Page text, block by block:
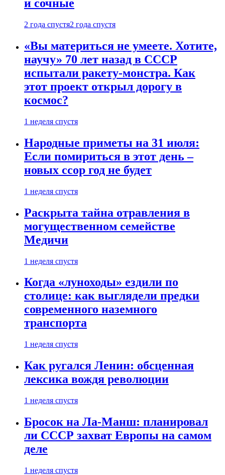
и сочные
2 года спустя2 года спустя
«Вы материться не умеете. Хотите,
научу» 70 лет назад в СССР
испытали ракету-монстра. Как
этот проект открыл дорогу в
космос?
1 неделя спустя
Народные приметы на 31 июля:
Если помириться в этот день –
новых ссор год не будет
1 неделя спустя
Раскрыта тайна отравления в
могущественном семействе
Медичи
1 неделя спустя
Когда «луноходы» ездили по
столице: как выглядели предки
современного наземного
транспорта
1 неделя спустя
Как ругался Ленин: обсценная
лексика вождя революции
1 неделя спустя
Бросок на Ла-Манш: планировал
ли СССР захват Европы на самом
деле
1 неделя спустя